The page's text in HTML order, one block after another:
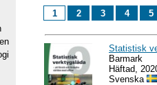
1 2 3 4 5
Statistisk
Barmark
Häftad,
Svenska